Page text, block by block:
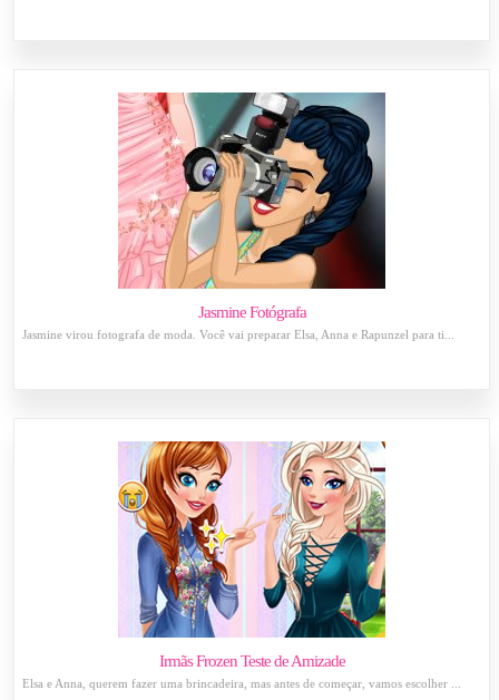
Jasmine Fotógrafa
Jasmine virou fotografa de moda. Você vai preparar Elsa, Anna e Rapunzel para ti...
Irmãs Frozen Teste de Amizade
Elsa e Anna, querem fazer uma brincadeira, mas antes de começar, vamos escolher ...